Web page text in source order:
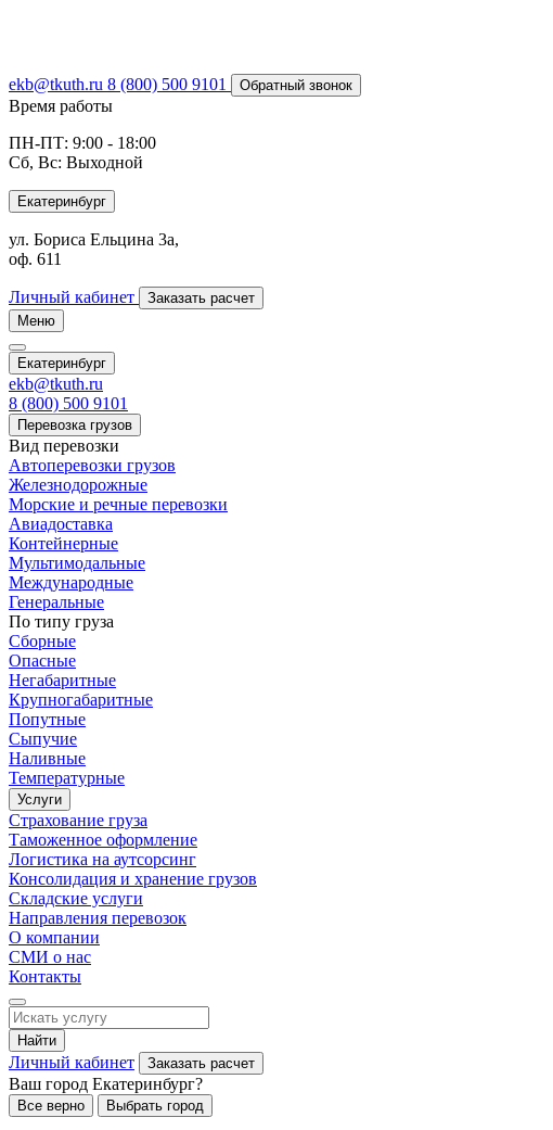
ekb@tkuth.ru 8 (800) 500 9101 Обратный звонок
Время работы
ПН-ПТ: 9:00 - 18:00
Сб, Вс: Выходной
Екатеринбург
ул. Бориса Ельцина 3а,
оф. 611
Личный кабинет
Заказать расчет
Меню
Екатеринбург
ekb@tkuth.ru
8 (800) 500 9101
Перевозка грузов
Вид перевозки
Автоперевозки грузов
Железнодорожные
Морские и речные перевозки
Авиадоставка
Контейнерные
Мультимодальные
Международные
Генеральные
По типу груза
Сборные
Опасные
Негабаритные
Крупногабаритные
Попутные
Сыпучие
Наливные
Температурные
Услуги
Страхование груза
Таможенное оформление
Логистика на аутсорсинг
Консолидация и хранение грузов
Складские услуги
Направления перевозок
О компании
СМИ о нас
Контакты
Найти
Личный кабинет Заказать расчет
Ваш город Екатеринбург?
Все верно Выбрать город